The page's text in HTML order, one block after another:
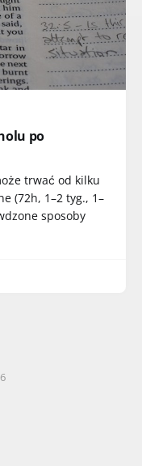
po
trwać od kilku
(72h, 1–2 tyg., 1–
sposoby